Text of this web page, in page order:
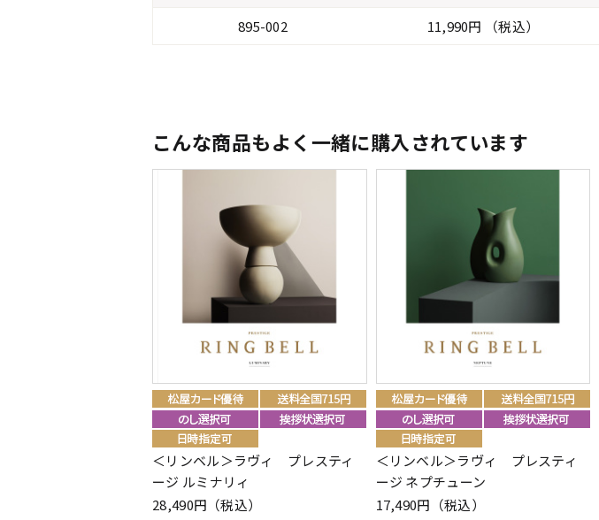
895-002
11,990円 （税込）
こんな商品もよく一緒に購入されています
＜リンベル＞ラヴィ プレスティ
ージ ルミナリィ
28,490円（税込）
＜リンベル＞ラヴィ プレスティ
ージ ネプチューン
17,490円（税込）